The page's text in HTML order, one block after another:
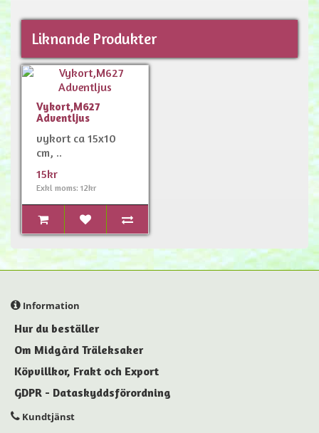
Liknande Produkter
Vykort,M627
Adventljus
vykort ca 15x10
cm, ..
15kr
Exkl moms: 12kr
Information
Hur du beställer
Om Midgård Träleksaker
Köpvillkor, Frakt och Export
GDPR - Dataskyddsförordning
Kundtjänst